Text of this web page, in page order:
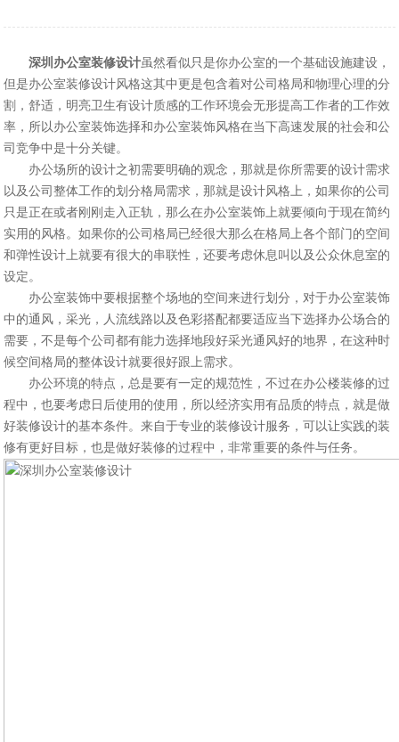
深圳办公室装修设计虽然看似只是你办公室的一个基础设施建设，
但是办公室装修设计风格这其中更是包含着对公司格局和物理心理的分
割，舒适，明亮卫生有设计质感的工作环境会无形提高工作者的工作效
率，所以办公室装饰选择和办公室装饰风格在当下高速发展的社会和公
司竞争中是十分关键。
办公场所的设计之初需要明确的观念，那就是你所需要的设计需求
以及公司整体工作的划分格局需求，那就是设计风格上，如果你的公司
只是正在或者刚刚走入正轨，那么在办公室装饰上就要倾向于现在简约
实用的风格。如果你的公司格局已经很大那么在格局上各个部门的空间
和弹性设计上就要有很大的串联性，还要考虑休息叫以及公众休息室的
设定。
办公室装饰中要根据整个场地的空间来进行划分，对于办公室装饰
中的通风，采光，人流线路以及色彩搭配都要适应当下选择办公场合的
需要，不是每个公司都有能力选择地段好采光通风好的地界，在这种时
候空间格局的整体设计就要很好跟上需求。
办公环境的特点，总是要有一定的规范性，不过在办公楼装修的过
程中，也要考虑日后使用的使用，所以经济实用有品质的特点，就是做
好装修设计的基本条件。来自于专业的装修设计服务，可以让实践的装
修有更好目标，也是做好装修的过程中，非常重要的条件与任务。